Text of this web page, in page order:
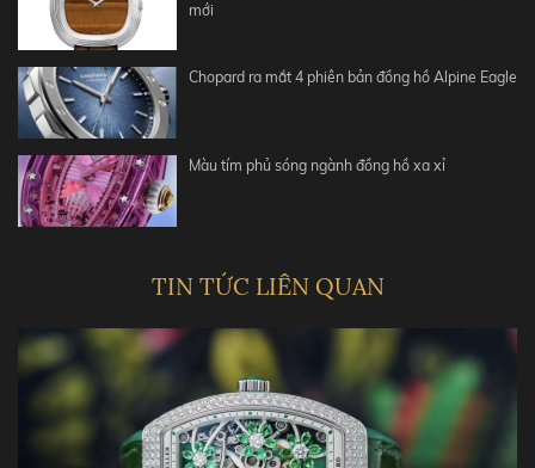
mới
Chopard ra mắt 4 phiên bản đồng hồ Alpine Eagle
Màu tím phủ sóng ngành đồng hồ xa xỉ
TIN TỨC LIÊN QUAN